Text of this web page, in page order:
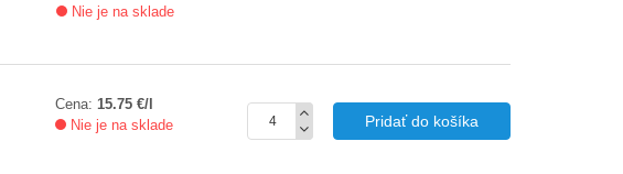
Nie je na sklade
Cena: 15.75 €/l
Nie je na sklade
Pridať do košíka